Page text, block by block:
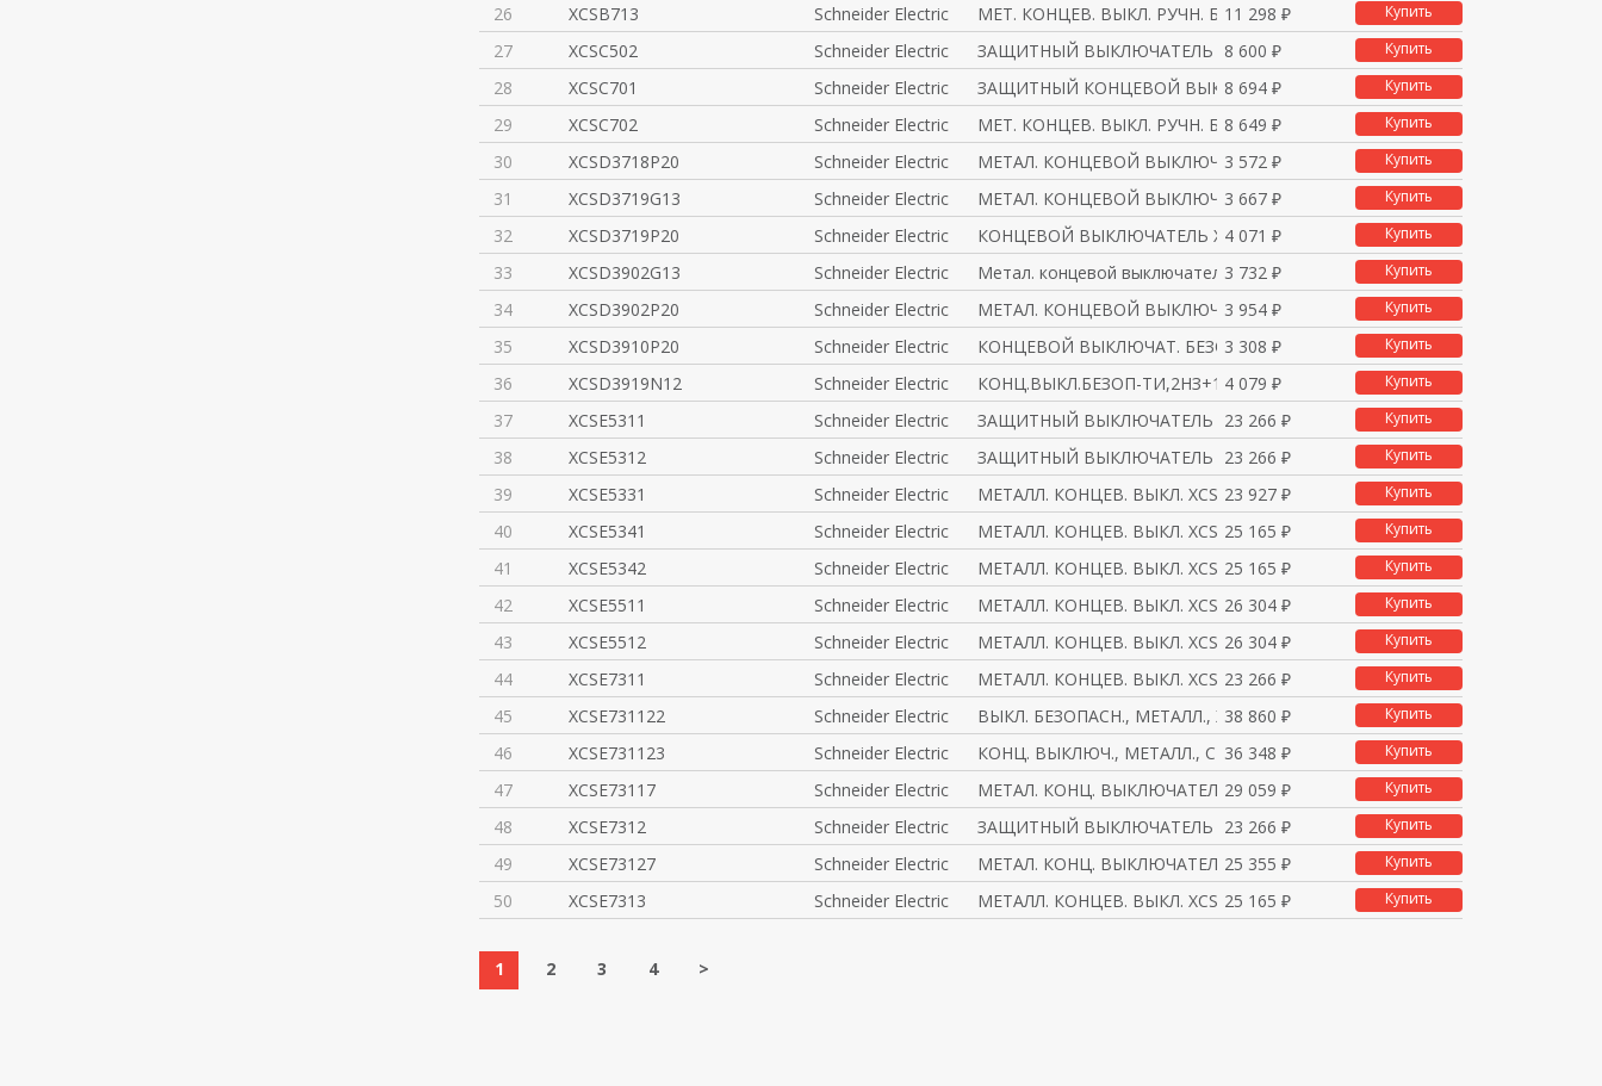
26 XCSB713 Schneider Electric МЕТ. КОНЦЕВ. ВЫКЛ. РУЧН. БЛОКИ
11 298 ₽ Купить
27 XCSC502 Schneider Electric ЗАЩИТНЫЙ ВЫКЛЮЧАТЕЛЬ XCSC502
8 600 ₽ Купить
28 XCSC701 Schneider Electric ЗАЩИТНЫЙ КОНЦЕВОЙ ВЫКЛЮЧАТЕЛЬ
8 694 ₽ Купить
29 XCSC702 Schneider Electric МЕТ. КОНЦЕВ. ВЫКЛ. РУЧН. БЛОКИ
8 649 ₽ Купить
30 XCSD3718P20 Schneider Electric МЕТАЛ. КОНЦЕВОЙ ВЫКЛЮЧАТЕЛЬ 1Н
3 572 ₽ Купить
31 XCSD3719G13 Schneider Electric МЕТАЛ. КОНЦЕВОЙ ВЫКЛЮЧАТЕЛЬ 1Н
3 667 ₽ Купить
32 XCSD3719P20 Schneider Electric КОНЦЕВОЙ ВЫКЛЮЧАТЕЛЬ XCSD3719P
4 071 ₽ Купить
33 XCSD3902G13 Schneider Electric Метал. концевой выключатель 1Н
3 732 ₽ Купить
34 XCSD3902P20 Schneider Electric МЕТАЛ. КОНЦЕВОЙ ВЫКЛЮЧАТЕЛЬ 1Н
3 954 ₽ Купить
35 XCSD3910P20 Schneider Electric КОНЦЕВОЙ ВЫКЛЮЧАТ. БЕЗОП-ТИ, X
3 308 ₽ Купить
36 XCSD3919N12 Schneider Electric КОНЦ.ВЫКЛ.БЕЗОП-ТИ,2НЗ+1НО,ВВО
4 079 ₽ Купить
37 XCSE5311 Schneider Electric ЗАЩИТНЫЙ ВЫКЛЮЧАТЕЛЬ XCSE5311
23 266 ₽ Купить
38 XCSE5312 Schneider Electric ЗАЩИТНЫЙ ВЫКЛЮЧАТЕЛЬ XCSE5312
23 266 ₽ Купить
39 XCSE5331 Schneider Electric МЕТАЛЛ. КОНЦЕВ. ВЫКЛ. XCSE5331
23 927 ₽ Купить
40 XCSE5341 Schneider Electric МЕТАЛЛ. КОНЦЕВ. ВЫКЛ. XCSE5341
25 165 ₽ Купить
41 XCSE5342 Schneider Electric МЕТАЛЛ. КОНЦЕВ. ВЫКЛ. XCSE5342
25 165 ₽ Купить
42 XCSE5511 Schneider Electric МЕТАЛЛ. КОНЦЕВ. ВЫКЛ. XCSE5511
26 304 ₽ Купить
43 XCSE5512 Schneider Electric МЕТАЛЛ. КОНЦЕВ. ВЫКЛ. XCSE5512
26 304 ₽ Купить
44 XCSE7311 Schneider Electric МЕТАЛЛ. КОНЦЕВ. ВЫКЛ. XCSE7311
23 266 ₽ Купить
45 XCSE731122 Schneider Electric ВЫКЛ. БЕЗОПАСН., МЕТАЛЛ., XCSE38 860 ₽ Купить
46 XCSE731123 Schneider Electric КОНЦ. ВЫКЛЮЧ., МЕТАЛЛ., С КЛЮЧ
36 348 ₽ Купить
47 XCSE73117 Schneider Electric МЕТАЛ. КОНЦ. ВЫКЛЮЧАТЕЛИ БЕЗОП
29 059 ₽ Купить
48 XCSE7312 Schneider Electric ЗАЩИТНЫЙ ВЫКЛЮЧАТЕЛЬ XCSE7312
23 266 ₽ Купить
49 XCSE73127 Schneider Electric МЕТАЛ. КОНЦ. ВЫКЛЮЧАТЕЛИ БЕЗОП
25 355 ₽ Купить
50 XCSE7313 Schneider Electric МЕТАЛЛ. КОНЦЕВ. ВЫКЛ. XCSE7313
25 165 ₽ Купить
1 2 3 4 >